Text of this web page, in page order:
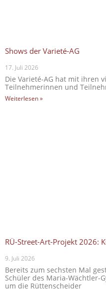
Shows der Varieté-AG
17. Juli 2026
Die Varieté-AG hat mit ihren
Teilnehmerinnen und
Weiterlesen »
RÜ-Street-Art-Projekt 2026:
9. Juli 2026
Bereits zum sechsten Mal
Schüler des Maria-Wächtler-
um die Rüttenscheider